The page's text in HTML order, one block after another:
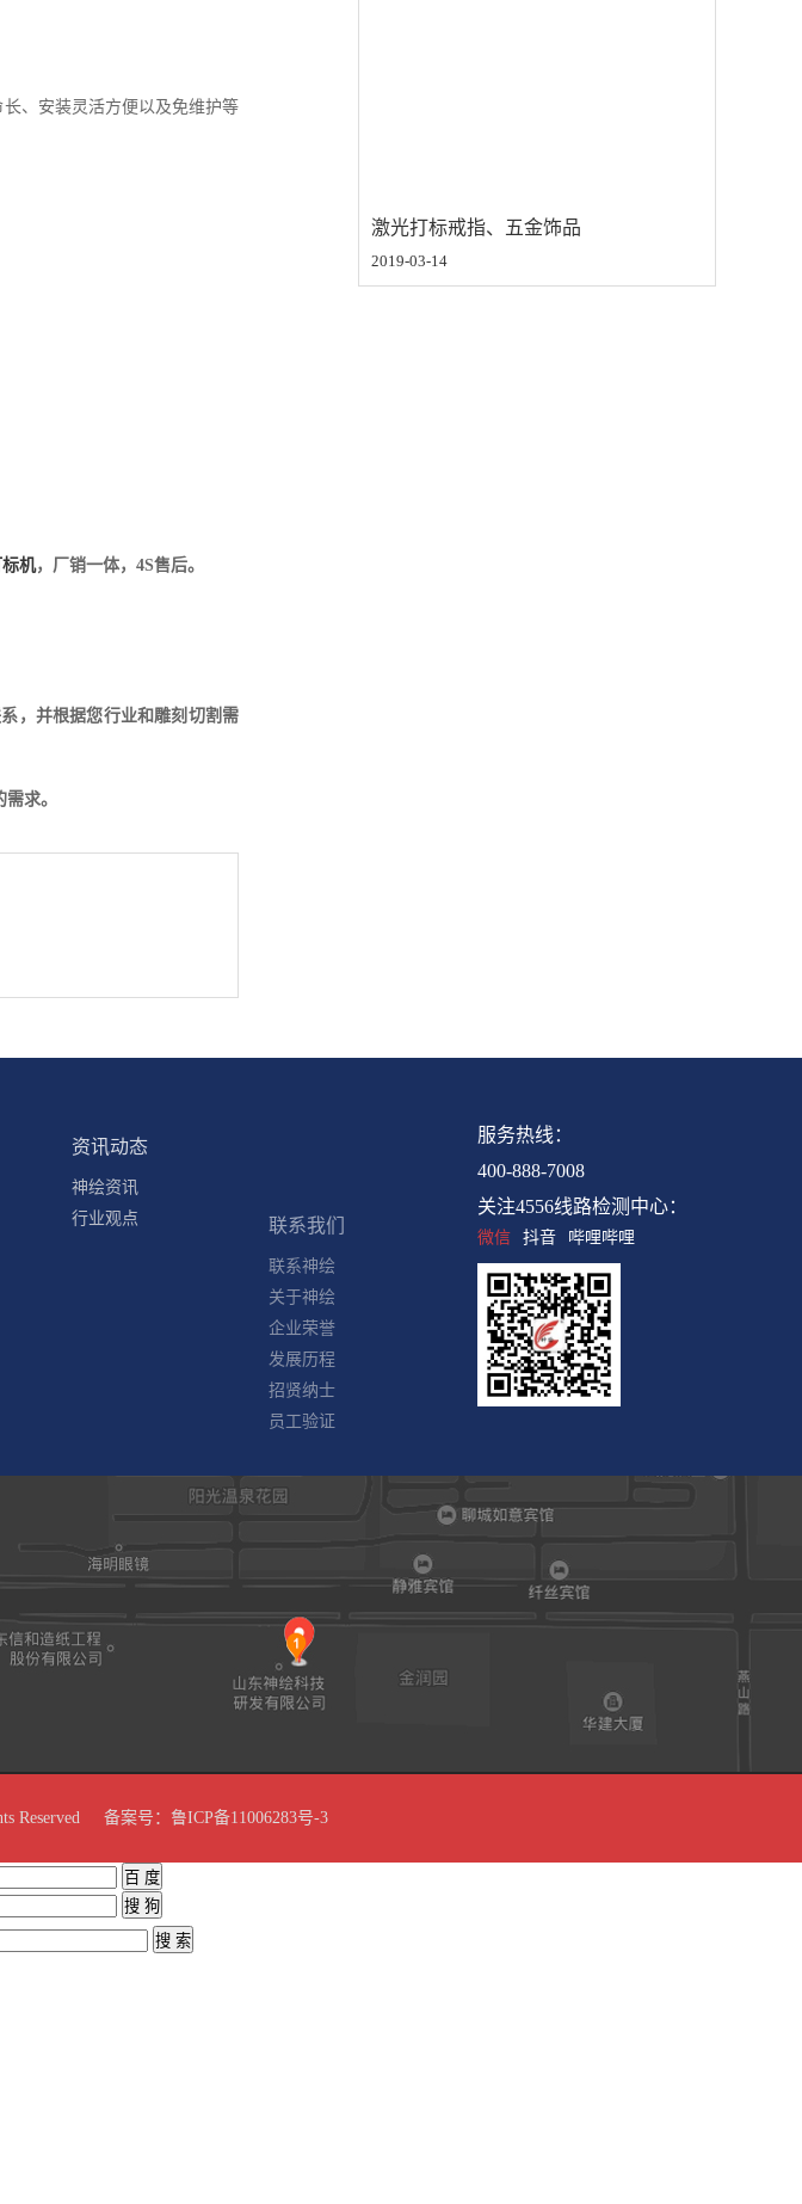
、安装灵活方便以及免维护等
机，厂销一体，4S售后。
，并根据您行业和雕刻切割需
求。
激光打标戒指、五金饰品
2019-03-14
关于神绘
发展历程
招贤纳士
员工验证
服务热线：
400-888-7008
关注4556线路检测中心：
微信 抖音 哔哩哔哩
Reserved 备案号： 鲁ICP备11006283号-3